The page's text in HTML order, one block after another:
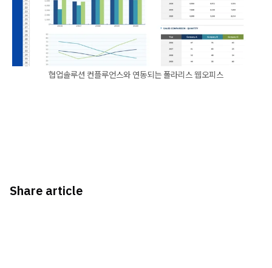
협업솔루션 컨플루언스와 연동되는 폴라리스 웹오피스
Share article